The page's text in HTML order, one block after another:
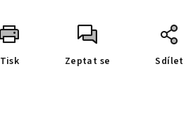
Tisk Zeptat se Sdílet